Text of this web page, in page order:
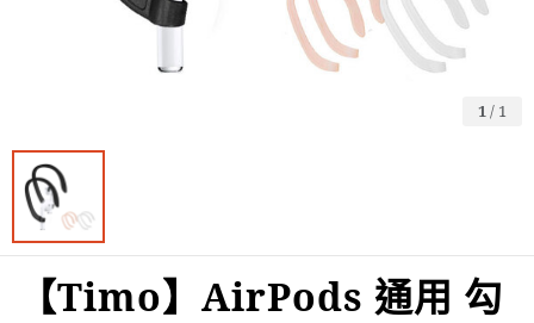
1/ 1
【Timo】AirPods 通用 勾